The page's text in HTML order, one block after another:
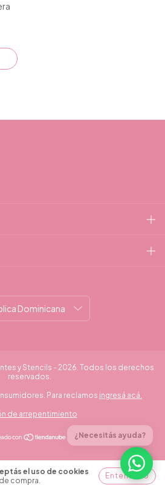
el uso de cookies
compra.
Entendido
y Stencils - 2026. Todos los derechos
reservados.
Para reclamos ingresá acá.
de arrepentimiento
¿Necesitás ayuda?